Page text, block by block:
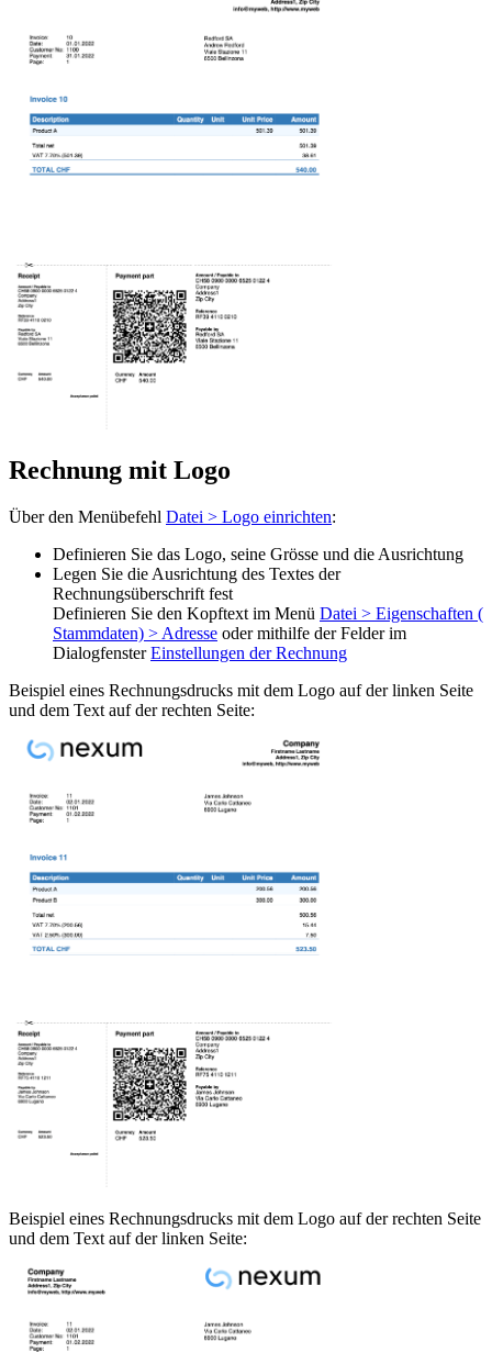
Rechnung mit Logo
Über den Menübefehl Datei > Logo einrichten:
Definieren Sie das Logo, seine Grösse und die Ausrichtung
Legen Sie die Ausrichtung des Textes der
Rechnungsüberschrift fest
Definieren Sie den Kopftext im Menü Datei > Eigenschaften (
Stammdaten) > Adresse oder mithilfe der Felder im
DialogfensterEinstellungen der Rechnung
Beispiel eines Rechnungsdrucks mit dem Logo auf der linken Seite
und dem Text auf der rechten Seite:
Beispiel eines Rechnungsdrucks mit dem Logo auf der rechten Seite
und dem Text auf der linken Seite: